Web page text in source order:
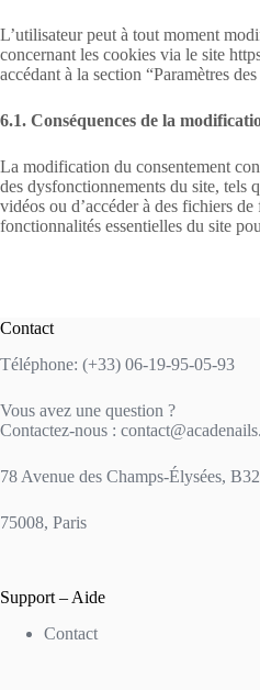
L’utilisateur peut à tout moment
concernant les cookies via le site
accédant à la section “Paramètres
6.1. Conséquences de la
La modification du consentement
des dysfonctionnements du site, tels
vidéos ou d’accéder à des fichiers
fonctionnalités essentielles du site
Contact
Téléphone: (+33) 06-19-95-05-93
Vous avez une question ?
Contactez-nous :
78 Avenue des Champs-Élysées,
75008, Paris
Support – Aide
Contact